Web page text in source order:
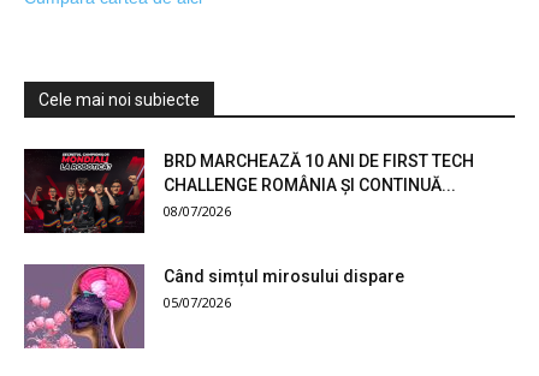
Cele mai noi subiecte
BRD MARCHEAZĂ 10 ANI DE FIRST TECH
CHALLENGE ROMÂNIA ȘI CONTINUĂ...
08/07/2026
Când simțul mirosului dispare
05/07/2026